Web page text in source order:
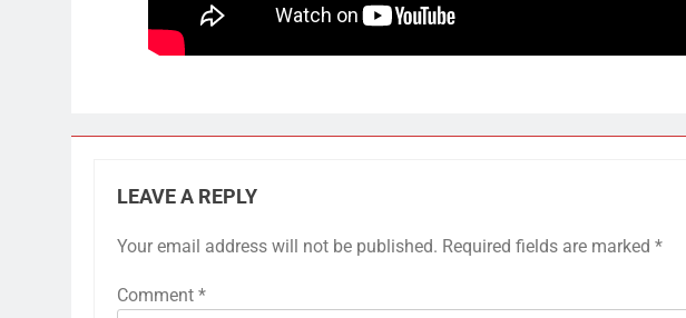
LEAVE A REPLY
Your email address will not be published. Required fields are marked *
Comment *